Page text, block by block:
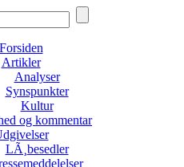
Forsiden
Artikler
Analyser
Synspunkter
Kultur
og kommentar
LÃ¸besedler